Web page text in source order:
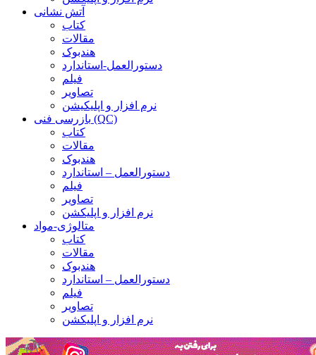
آتش نشانی
کتاب
مقالات
هندبوک
دستورالعمل-استاندارد
فیلم
تصاویر
نرم افزار و اپلیکیشن
بازرسی فنی (QC)
کتاب
مقالات
هندبوک
دستورالعمل – استاندارد
فیلم
تصاویر
نرم افزار و اپلیکشن
متالوژی-مواد
کتاب
مقالات
هندبوک
دستورالعمل – استاندارد
فیلم
تصاویر
نرم افزار و اپلیکشن